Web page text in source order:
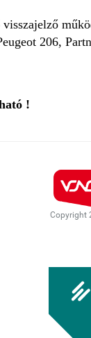
206,
!
Copyright